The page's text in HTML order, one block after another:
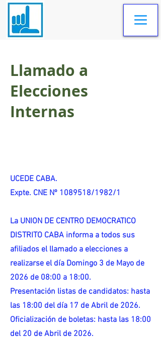
Llamado a
Elecciones
Internas
UCEDE CABA.
Expte. CNE Nº 1089518/1982/1
La UNION DE CENTRO DEMOCRATICO
DISTRITO CABA informa a todos sus
afiliados el llamado a elecciones a
realizarse el día Domingo 3 de Mayo de
2026 de 08:00 a 18:00.
Presentación listas de candidatos: hasta
las 18:00 del día 17 de Abril de 2026.
Oficialización de boletas: hasta las 18:00
del 20 de Abril de 2026.